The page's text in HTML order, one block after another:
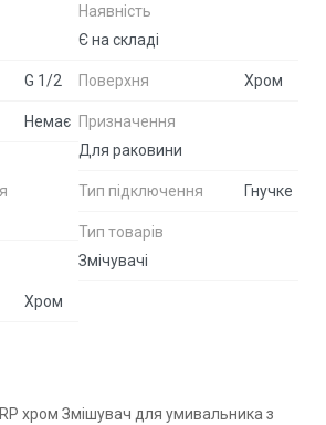
Наявність
Є на складі
G 1/2 Поверхня Хром
Немає Призначення
Для раковини
Тип підключення Гнучке
Тип товарів
Змічувачі
Хром
хром Змішувач для умивальника з